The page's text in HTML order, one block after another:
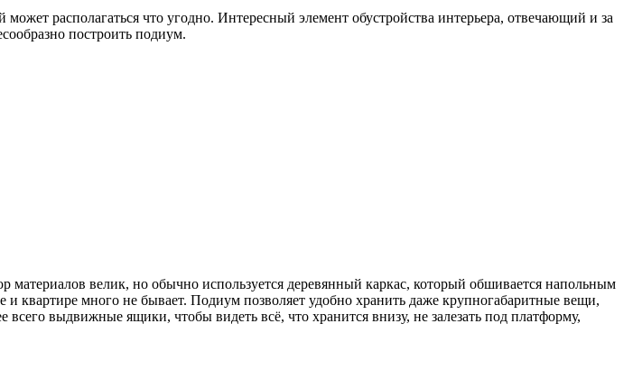
располагаться что угодно. Интересный элемент обустройства интерьера, отвечающий и за
построить подиум.
материалов велик, но обычно используется деревянный каркас, который обшивается напольным
квартире много не бывает. Подиум позволяет удобно хранить даже крупногабаритные вещи,
выдвижные ящики, чтобы видеть всё, что хранится внизу, не залезать под платформу,